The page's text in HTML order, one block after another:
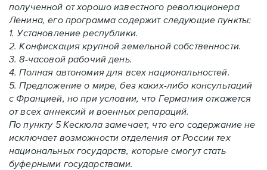
полученной от хорошо известного революционера
Ленина, его программа содержит следующие пункты:
1. Установление республики.
2. Конфискация крупной земельной собственности.
3. 8-часовой рабочий день.
4. Полная автономия для всех национальностей.
5. Предложение о мире, без каких-либо консультаций
с Францией, но при условии, что Германия откажется
от всех аннексий и военных репараций.
По пункту 5 Кескюла замечает, что его содержание не
исключает возможности отделения от России тех
национальных государств, которые смогут стать
буферными государствами.